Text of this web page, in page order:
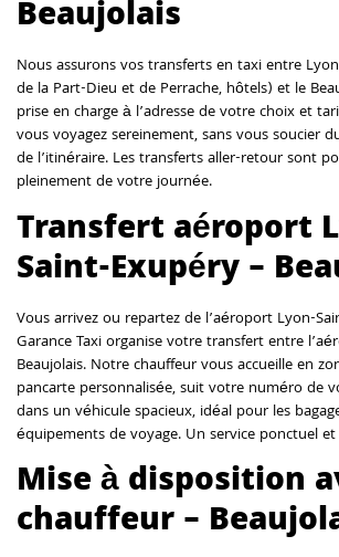
Beaujolais
Nous assurons vos transferts en taxi entre
de la Part-Dieu et de Perrache, hôtels) et le
prise en charge à l’adresse de votre choix et
vous voyagez sereinement, sans vous soucier
de l’itinéraire. Les transferts aller-retour sont
pleinement de votre journée.
Transfert aéroport
Saint-Exupéry –
Vous arrivez ou repartez de l’aéroport Lyon-
Garance Taxi organise votre transfert entre
Beaujolais. Notre chauffeur vous accueille en
pancarte personnalisée, suit votre numéro de
dans un véhicule spacieux, idéal pour les
équipements de voyage. Un service ponctuel
Mise à disposition
chauffeur –